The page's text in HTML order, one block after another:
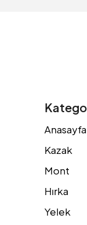
Anasayfa
Kazak
Mont
Hırka
Yelek